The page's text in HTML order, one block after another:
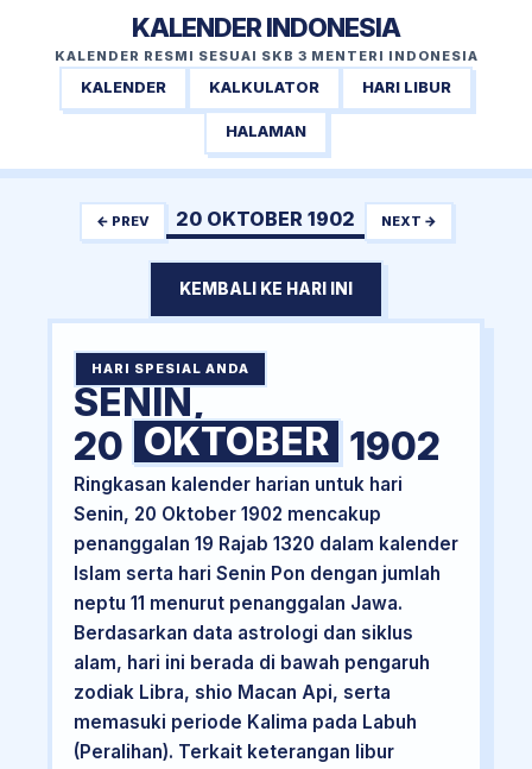
KALENDER INDONESIA
KALENDER RESMI SESUAI SKB 3 MENTERI INDONESIA
KALENDER KALKULATOR HARI LIBUR
HALAMAN
← PREV 20 OKTOBER 1902 NEXT →
KEMBALI KE HARI INI
HARI SPESIAL ANDA
SENIN,
20 OKTOBER 1902
Ringkasan kalender harian untuk hari
Senin, 20 Oktober 1902 mencakup
penanggalan 19 Rajab 1320 dalam kalender
Islam serta hari Senin Pon dengan jumlah
neptu 11 menurut penanggalan Jawa.
Berdasarkan data astrologi dan siklus
alam, hari ini berada di bawah pengaruh
zodiak Libra, shio Macan Api, serta
memasuki periode Kalima pada Labuh
(Peralihan). Terkait keterangan libur